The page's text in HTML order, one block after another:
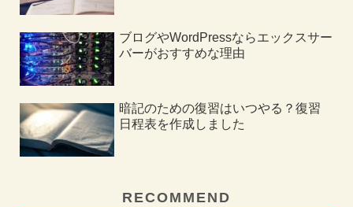
ブログやWordPressならエックスサー
バーがおすすめな理由
暗記のための復習はいつやる？復習
日程表を作成しました
RECOMMEND